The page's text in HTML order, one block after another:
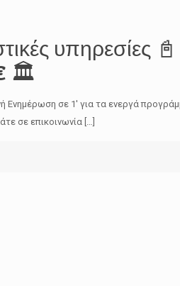
υπηρεσίες 📓
€ 🏛️
σε 1′ για τα ενεργά
σε επικοινωνία[…]